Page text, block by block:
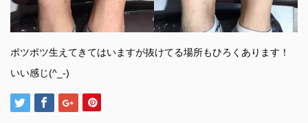
ポツポツ生えてきてはいますが抜けてる場所もひろくあります！
いい感じ(^_-)